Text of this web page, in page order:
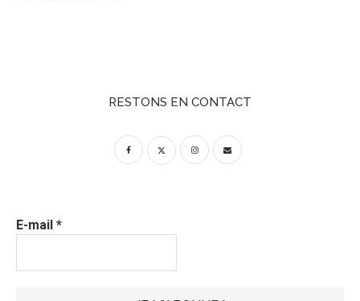
RESTONS EN CONTACT
E-mail *